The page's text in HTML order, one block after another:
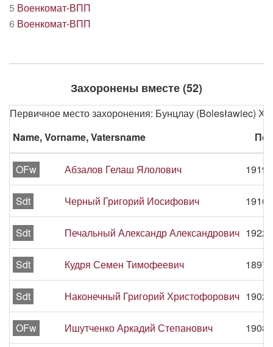
5 Военкомат-ВПП
6 Военкомат-ВПП
Захоронены вместе (52)
Первичное место захоронения: Бунцлау (Bolesławiec)
Name, Vorname, Vatersname
OFw Абзалов Гелаш Ялолович 1919
Sdt Черный Григорий Иосифович 1910
Sdt Печальный Александр Александрович 1922
Sdt Кудря Семен Тимофеевич 1897
Sdt Наконечный Григорий Христофорович 1902
OFw Ишутченко Аркадий Степанович 1908